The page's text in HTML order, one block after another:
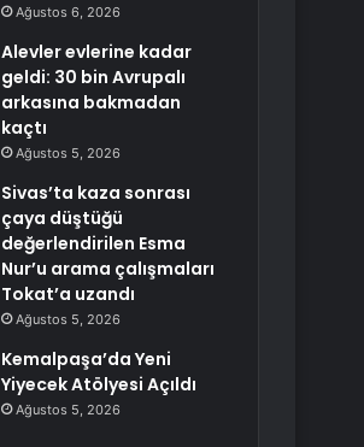
Ağustos 6, 2026
Alevler evlerine kadar
geldi: 30 bin Avrupalı
arkasına bakmadan
kaçtı
Ağustos 5, 2026
Sivas’ta kaza sonrası
çaya düştüğü
değerlendirilen Esma
Nur’u arama çalışmaları
Tokat’a uzandı
Ağustos 5, 2026
Kemalpaşa’da Yeni
Yiyecek Atölyesi Açıldı
Ağustos 5, 2026